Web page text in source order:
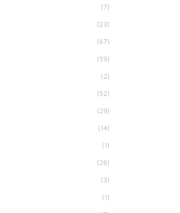
(7)
(23)
(67)
(59)
(2)
(52)
(29)
(14)
(1)
(26)
(3)
(1)